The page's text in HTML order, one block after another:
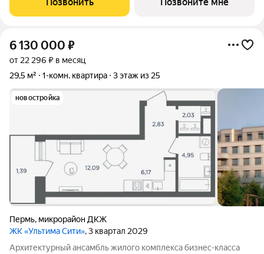
6 130 000 ₽
от 22 296 ₽ в месяц
29,5 м²
1-комн. квартира 3 этаж из 25
новостройка
Пермь, микрорайон ДКЖ
ЖК «Ультима Сити», 3 квартал 2029
Архитектурный ансамбль жилого комплекса бизнес-класса